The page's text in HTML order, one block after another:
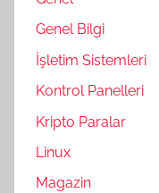
Genel Bilgi
İşletim Sistemleri
Kontrol Panelleri
Kripto Paralar
Linux
Magazin